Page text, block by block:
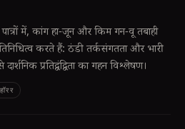
में, कांग हा-जून और किम गन-वू तबाही
करते हैं: ठंडी तर्कसंगतता और भारी
प्रतिद्वंद्विता का गहन विश्लेषण।